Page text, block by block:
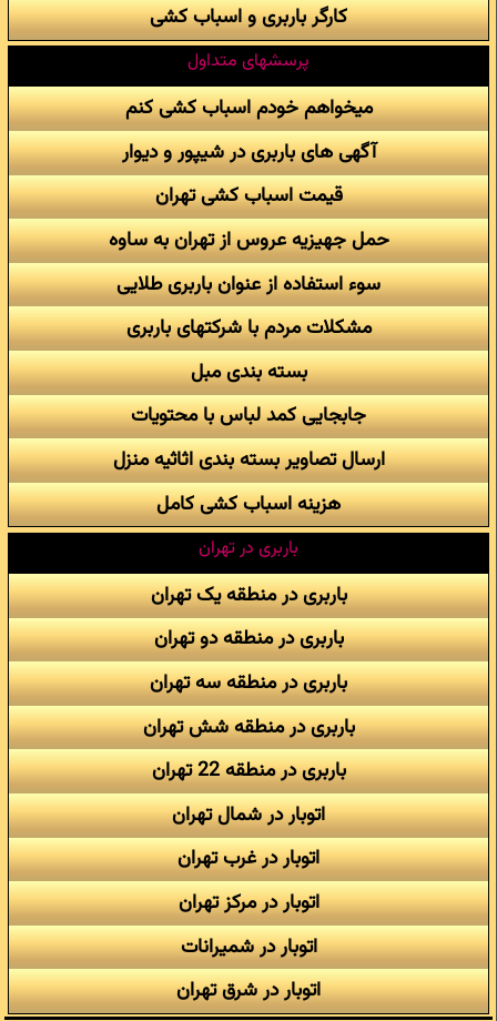
کارگر باربری و اسباب کشی
پرسشهای متداول
میخواهم خودم اسباب کشی کنم
آگهی های باربری در شیپور و دیوار
قیمت اسباب کشی تهران
حمل جهیزیه عروس از تهران به ساوه
سوء استفاده از عنوان باربری طلایی
مشکلات مردم با شرکتهای باربری
بسته بندی مبل
جابجایی کمد لباس با محتویات
ارسال تصاویر بسته بندی اثاثیه منزل
هزینه اسباب کشی کامل
باربری در تهران
باربری در منطقه یک تهران
باربری در منطقه دو تهران
باربری در منطقه سه تهران
باربری در منطقه شش تهران
باربری در منطقه 22 تهران
اتوبار در شمال تهران
اتوبار در غرب تهران
اتوبار در مرکز تهران
اتوبار در شمیرانات
اتوبار در شرق تهران